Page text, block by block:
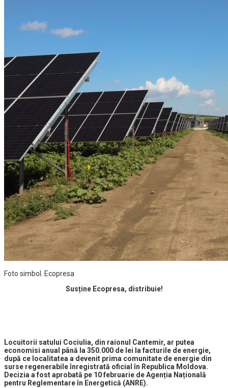
Foto simbol. Ecopresa
Susține Ecopresa, distribuie!
Locuitorii satului Cociulia, din raionul Cantemir, ar putea
economisi anual până la 350.000 de lei la facturile de energie,
după ce localitatea a devenit prima comunitate de energie din
surse regenerabile înregistrată oficial în Republica Moldova.
Decizia a fost aprobată pe 10 februarie de Agenția Națională
pentru Reglementare în Energetică (ANRE).